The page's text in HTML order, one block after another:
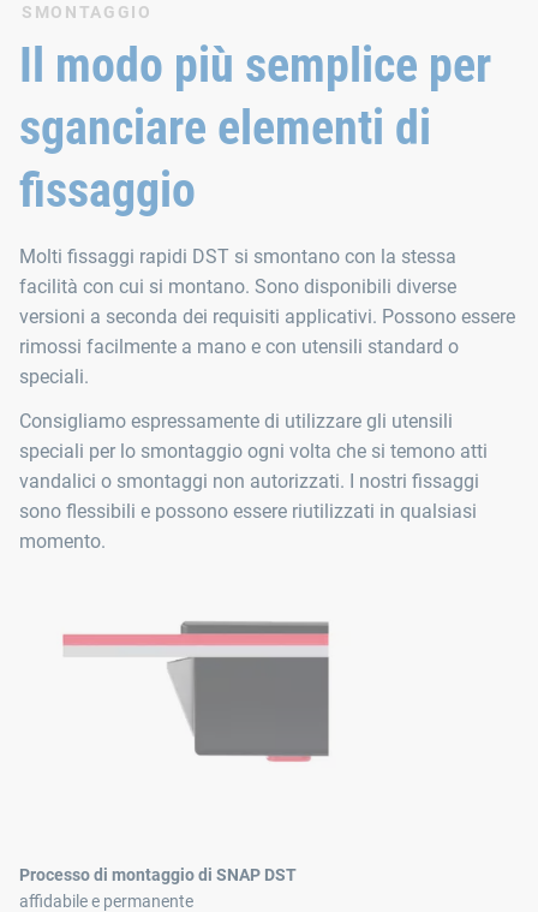
SMONTAGGIO
Il modo più semplice per
sganciare elementi di
fissaggio
Molti fissaggi rapidi DST si smontano con la stessa
facilità con cui si montano. Sono disponibili diverse
versioni a seconda dei requisiti applicativi. Possono essere
rimossi facilmente a mano e con utensili standard o
speciali.
Consigliamo espressamente di utilizzare gli utensili
speciali per lo smontaggio ogni volta che si temono atti
vandalici o smontaggi non autorizzati. I nostri fissaggi
sono flessibili e possono essere riutilizzati in qualsiasi
momento.
Processo di montaggio di SNAP DST
affidabile e permanente